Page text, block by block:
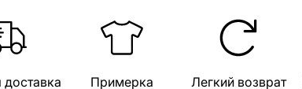
доставка
Примерка Легкий возврат